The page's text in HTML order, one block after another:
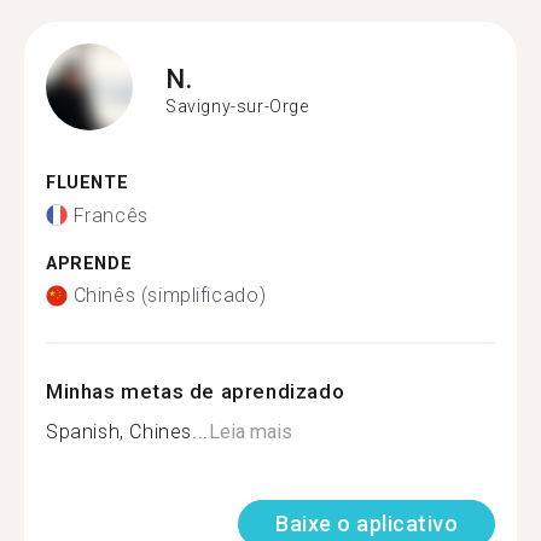
N.
Savigny-sur-Orge
FLUENTE
Francês
APRENDE
Chinês (simplificado)
Minhas metas de aprendizado
Spanish, Chines...Leia mais
Baixe o aplicativo